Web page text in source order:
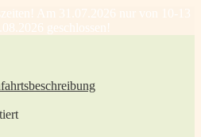
Am 31.07.2026 nur von 10-13
geschlossen!